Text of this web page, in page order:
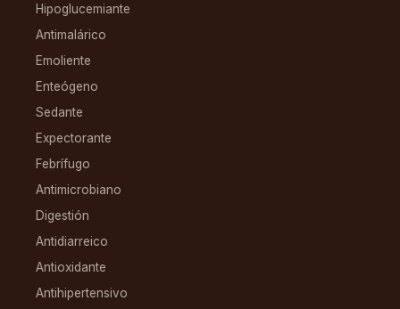
Hipoglucemiante
Antimalárico
Emoliente
Enteógeno
Sedante
Expectorante
Febrífugo
Antimicrobiano
Digestión
Antidiarreico
Antioxidante
Antihipertensivo